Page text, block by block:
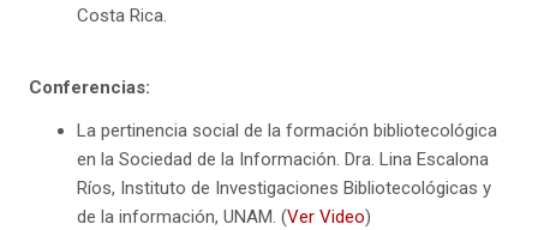
Costa Rica.
Conferencias:
La pertinencia social de la formación bibliotecológica
en la Sociedad de la Información. Dra. Lina Escalona
Ríos, Instituto de Investigaciones Bibliotecológicas y
de la información, UNAM. (Ver Video)